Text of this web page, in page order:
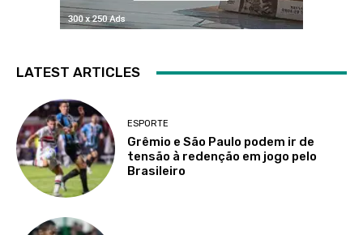
LATEST ARTICLES
ESPORTE
Grêmio e São Paulo podem ir de
tensão à redenção em jogo pelo
Brasileiro